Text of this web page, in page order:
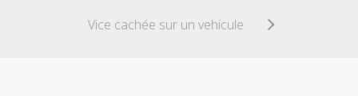
Vice cachée sur un vehicule